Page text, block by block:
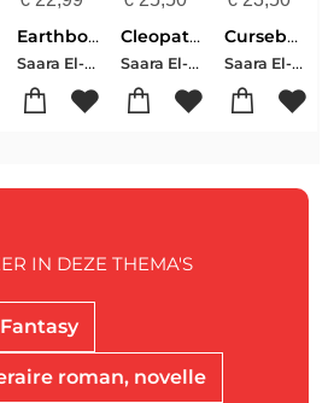
Earthbound
Saara El-Arifi
Cleopatra
Saara El-arifi
Cursebound
Saara El-Arifi
Fantasy
roman, novelle
IN DEZE THEMA'S